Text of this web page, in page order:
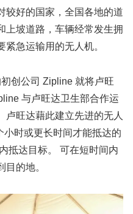
较好的国家，全国各地的道
上坡道路，车辆经常发生拥
急运输用的无人机。
创公司 Zipline 就将卢旺
与卢旺达卫生部合作运
卢旺达藉此建立先进的无人
时或更长时间才能抵达的
抵达目标。 可在短时间内
的地。